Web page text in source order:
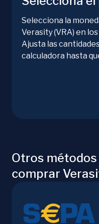
Selecciona la
Verasity (VRA) en
Ajusta las
calculadora hasta
Otros métodos
comprar